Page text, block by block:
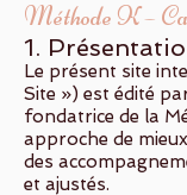
Méthode K –
1.
Le présent site
Site ») est édité
fondatrice de la
approche de
des
et ajustés.